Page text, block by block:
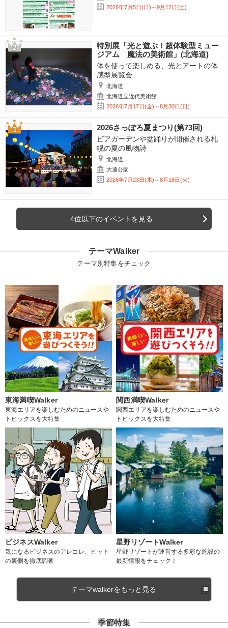
2026年7月5日(日)～9月12日(土)
特別展「光と遊ぶ！超体験型ミュー
ジアム 魔法の美術館」(北海道)
体を使って楽しめる、光とアートの体
感型展覧会
北海道
北海道立近代美術館
2026年7月17日(金)～8月30日(日)
2026さっぽろ夏まつり(第73回)
ビアガーデンや盆踊りが開催される札
幌の夏の風物詩
北海道
大通公園
2026年7月23日(木)～8月18日(火)
4位以下のイベントを見る
テーマWalker
テーマ別特集をチェック
東海満喫Walker
東海エリアを楽しむためのニュースや
トピックスを大特集
関西満喫Walker
関西エリアを楽しむためのニュースや
トピックスを大特集
ビジネスWalker
気になるビジネスのアレコレ、ヒット
の裏側を徹底調査
星野リゾートWalker
星野リゾートが運営する多彩な施設の
最新情報をチェック！
テーマwalkerをもっと見る
季節特集